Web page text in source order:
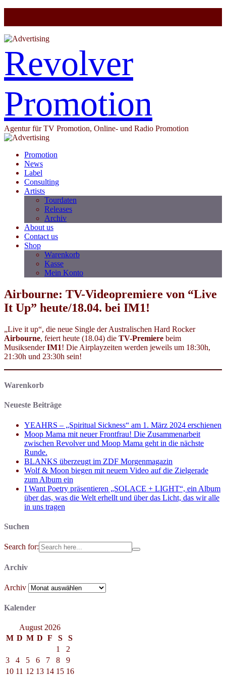
Revolver
Promotion
Agentur für TV Promotion, Online- und Radio Promotion
Promotion
News
Label
Consulting
Artists
Tourdaten
Releases
Archiv
About us
Contact us
Shop
Warenkorb
Kasse
Mein Konto
Airbourne: TV-Videopremiere von “Live
It Up” heute/18.04. bei IM1!
„Live it up“, die neue Single der Australischen Hard Rocker
Airbourne, feiert heute (18.04) die TV-Premiere beim
MusiksenderIM1! Die Airplayzeiten werden jeweils um 18:30h,
21:30h und 23:30h sein!
Warenkorb
Neueste Beiträge
YEAHRS – „Spiritual Sickness“ am 1. März 2024 erschienen
Moop Mama mit neuer Frontfrau! Die Zusammenarbeit
zwischen Revolver und Moop Mama geht in die nächste
Runde.
BLANKS überzeugt im ZDF Morgenmagazin
Wolf & Moon biegen mit neuem Video auf die Zielgerade
zum Album ein
I Want Poetry präsentieren „SOLACE + LIGHT“, ein Album
über das, was die Welt erhellt und über das Licht, das wir alle
in uns tragen
Suchen
Search for:
Archiv
Archiv
Kalender
August 2026
M D M D F S
S
1
2
3
4 5 6 7 8
9
10 11 12 13 14 15 16